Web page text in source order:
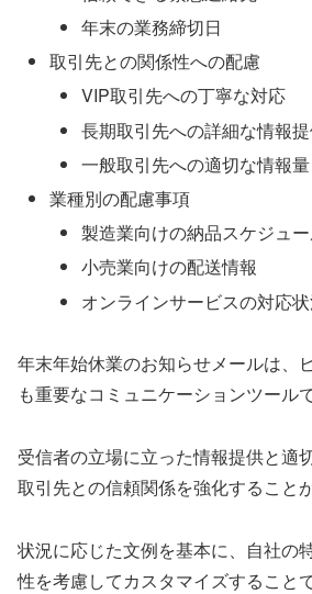
年末の業務締切日
取引先との関係性への配慮
VIP取引先への丁寧な対応
長期取引先への詳細な情報
一般取引先への適切な情報量
業種別の配慮事項
製造業向けの納品スケジュ
小売業向けの配送情報
オンラインサービスの対応
年末年始休業のお知らせメールは、
も重要なコミュニケーションツールで
受信者の立場に立った情報提供と適
取引先との信頼関係を強化すること
状況に応じた文例を基本に、自社の
性を考慮してカスタマイズすること